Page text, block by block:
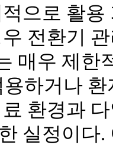
으로 활
전환기
매우 제한
용하거나
환경과
실정이다